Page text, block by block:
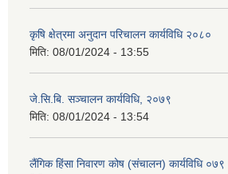
कृषि क्षेत्रमा अनुदान परिचालन कार्यविधि २०८०
मिति: 08/01/2024 - 13:55
जे.सि.बि. सञ्चालन कार्यविधि, २०७९
मिति: 08/01/2024 - 13:54
लैंगिक हिंसा निवारण कोष (संचालन) कार्यविधि ०७९